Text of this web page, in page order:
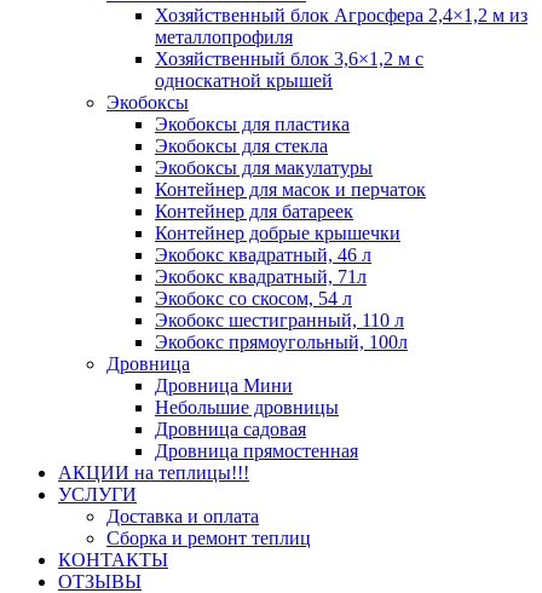
Хозяйственный блок Агросфера 2,4×1,2 м из
металлопрофиля
Хозяйственный блок 3,6×1,2 м с
односкатной крышей
Экобоксы
Экобоксы для пластика
Экобоксы для стекла
Экобоксы для макулатуры
Контейнер для масок и перчаток
Контейнер для батареек
Контейнер добрые крышечки
Экобокс квадратный, 46 л
Экобокс квадратный, 71л
Экобокс со скосом, 54 л
Экобокс шестигранный, 110 л
Экобокс прямоугольный, 100л
Дровница
Дровница Мини
Небольшие дровницы
Дровница садовая
Дровница прямостенная
АКЦИИ на теплицы!!!
УСЛУГИ
Доставка и оплата
Сборка и ремонт теплиц
КОНТАКТЫ
ОТЗЫВЫ